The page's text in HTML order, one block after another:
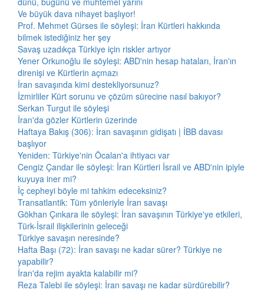
Ve büyük dava nihayet başlıyor!
Prof. Mehmet Gürses ile söyleşi: İran Kürtleri hakkında
bilmek istediğiniz her şey
Savaş uzadıkça Türkiye için riskler artıyor
Yener Orkunoğlu ile söyleşi: ABD'nin hesap hataları, İran'ın
direnişi ve Kürtlerin açmazı
İran savaşında kimi destekliyorsunuz?
İzmirliler Kürt sorunu ve çözüm sürecine nasıl bakıyor?
Serkan Turgut ile söyleşi
İran'da gözler Kürtlerin üzerinde
Haftaya Bakış (306): İran savaşının gidişatı | İBB davası
başlıyor
Yeniden: Türkiye'nin Öcalan'a ihtiyacı var
Cengiz Çandar ile söyleşi: İran Kürtleri İsrail ve ABD'nin ipiyle
kuyuya iner mi?
İç cepheyi böyle mi tahkim edeceksiniz?
Transatlantik: Tüm yönleriyle İran savaşı
Gökhan Çınkara ile söyleşi: İran savaşının Türkiye'ye etkileri,
Türk-İsrail ilişkilerinin geleceği
Türkiye savaşın neresinde?
Hafta Başı (72): İran savaşı ne kadar sürer? Türkiye ne
yapabilir?
İran'da rejim ayakta kalabilir mi?
Reza Talebi ile söyleşi: İran savaşı ne kadar sürdürebilir?